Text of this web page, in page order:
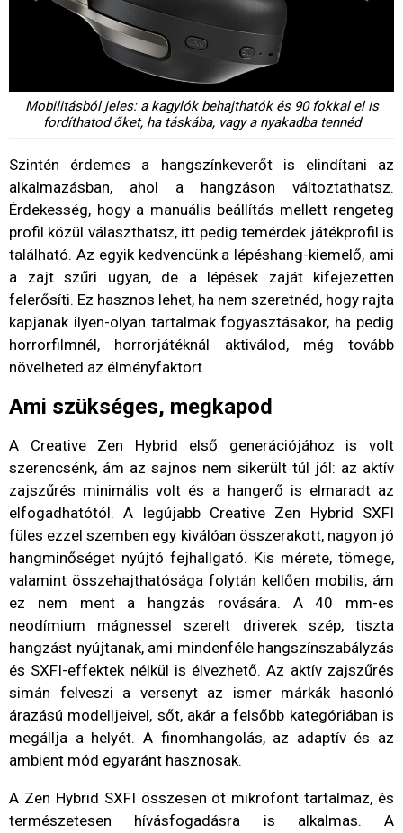
Mobilitásból jeles: a kagylók behajthatók és 90 fokkal el is
fordíthatod őket, ha táskába, vagy a nyakadba tennéd
Szintén érdemes a hangszínkeverőt is elindítani az
alkalmazásban, ahol a hangzáson változtathatsz.
Érdekesség, hogy a manuális beállítás mellett rengeteg
profil közül választhatsz, itt pedig temérdek játékprofil is
található. Az egyik kedvencünk a lépéshang-kiemelő, ami
a zajt szűri ugyan, de a lépések zaját kifejezetten
felerősíti. Ez hasznos lehet, ha nem szeretnéd, hogy rajta
kapjanak ilyen-olyan tartalmak fogyasztásakor, ha pedig
horrorfilmnél, horrorjátéknál aktiválod, még tovább
növelheted az élményfaktort.
Ami szükséges, megkapod
A Creative Zen Hybrid első generációjához is volt
szerencsénk, ám az sajnos nem sikerült túl jól: az aktív
zajszűrés minimális volt és a hangerő is elmaradt az
elfogadhatótól. A legújabb Creative Zen Hybrid SXFI
füles ezzel szemben egy kiválóan összerakott, nagyon jó
hangminőséget nyújtó fejhallgató. Kis mérete, tömege,
valamint összehajthatósága folytán kellően mobilis, ám
ez nem ment a hangzás rovására. A 40 mm-es
neodímium mágnessel szerelt driverek szép, tiszta
hangzást nyújtanak, ami mindenféle hangszínszabályzás
és SXFI-effektek nélkül is élvezhető. Az aktív zajszűrés
simán felveszi a versenyt az ismer márkák hasonló
árazású modelljeivel, sőt, akár a felsőbb kategóriában is
megállja a helyét. A finomhangolás, az adaptív és az
ambient mód egyaránt hasznosak.
A Zen Hybrid SXFI összesen öt mikrofont tartalmaz, és
természetesen hívásfogadásra is alkalmas. A